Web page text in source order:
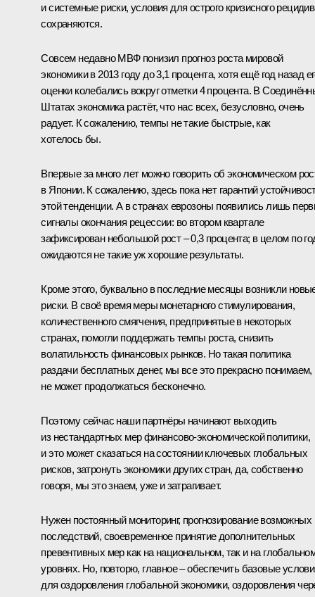
и системные риски, условия для острого кризисного
сохраняются.
Совсем недавно МВФ понизил прогноз роста мировой
экономики в 2013 году до 3,1 процента, хотя ещё год назад
оценки колебались вокруг отметки 4 процента. В
Штатах экономика растёт, что нас всех, безусловно, очень
радует. К сожалению, темпы не такие быстрые, как
хотелось бы.
Впервые за много лет можно говорить об экономическом
в Японии. К сожалению, здесь пока нет гарантий
этой тенденции. А в странах еврозоны появились лишь
сигналы окончания рецессии: во втором квартале
зафиксирован небольшой рост – 0,3 процента; в целом по
ожидаются не такие уж хорошие результаты.
Кроме этого, буквально в последние месяцы возникли
риски. В своё время меры монетарного стимулирования,
количественного смягчения, предпринятые в некоторых
странах, помогли поддержать темпы роста, снизить
волатильность финансовых рынков. Но такая политика
раздачи бесплатных денег, мы все это прекрасно понимаем,
не может продолжаться бесконечно.
Поэтому сейчас наши партнёры начинают выходить
из нестандартных мер финансово-экономической политики,
и это может сказаться на состоянии ключевых глобальных
рисков, затронуть экономики других стран, да, собственно
говоря, мы это знаем, уже и затрагивает.
Нужен постоянный мониторинг, прогнозирование возможных
последствий, своевременное принятие дополнительных
превентивных мер как на национальном, так и на
уровнях. Но, повторю, главное – обеспечить базовые
для оздоровления глобальной экономики, оздоровления